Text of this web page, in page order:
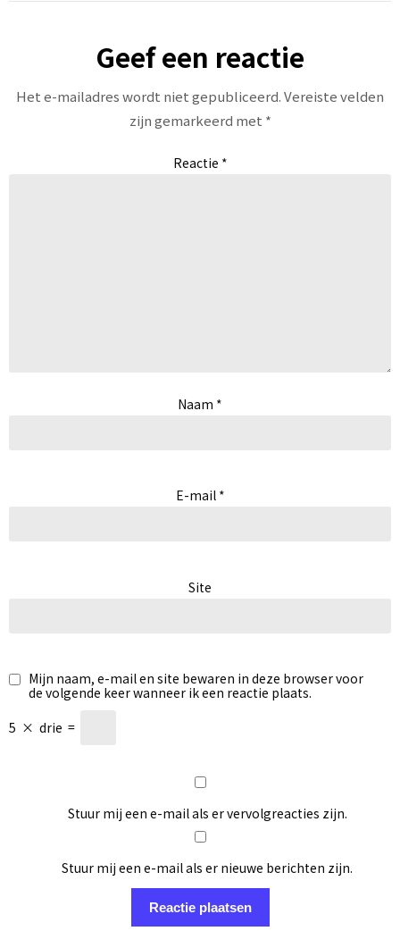
Geef een reactie
Het e-mailadres wordt niet gepubliceerd.Vereiste velden
zijn gemarkeerd met *
Reactie *
Naam *
E-mail *
Site
Mijn naam, e-mail en site bewaren in deze browser voor
de volgende keer wanneer ik een reactie plaats.
5 × drie =
Stuur mij een e-mail als er vervolgreacties zijn.
Stuur mij een e-mail als er nieuwe berichten zijn.